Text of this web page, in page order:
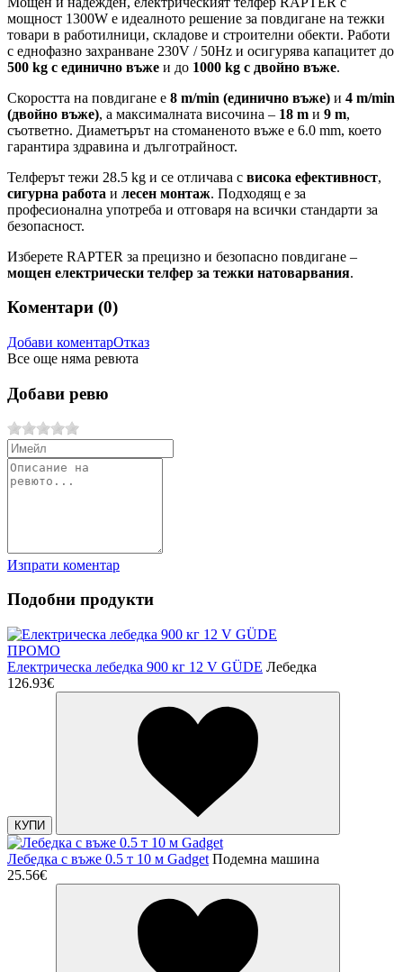
мощност 1300W е идеалното решение за повдигане на тежки
товари в работилници, складове и строителни обекти. Работи
с еднофазно захранване 230V / 50Hz и осигурява капацитет до
500 kg с единично въже и до 1000 kg с двойно въже.
Скоростта на повдигане е 8 m/min (единично въже) и 4 m/min
(двойно въже), а максималната височина – 18 m и 9 m,
съответно. Диаметърът на стоманеното въже е 6.0 mm, което
гарантира здравина и дълготрайност.
Телферът тежи 28.5 kg и се отличава с висока ефективност,
сигурна работа и лесен монтаж. Подходящ е за
професионална употреба и отговаря на всички стандарти за
безопасност.
Изберете RAPTER за прецизно и безопасно повдигане –
мощен електрически телфер за тежки натоварвания.
Коментари (0)
Добави коментарОтказ
Все още няма ревюта
Добави ревю
Изпрати коментар
Подобни продукти
ПРОМО
Електрическа лебедка 900 кг 12 V GÜDE Лебедка
126.93€
КУПИ
Лебедка с въже 0.5 т 10 м Gadget Подемна машина
25.56€